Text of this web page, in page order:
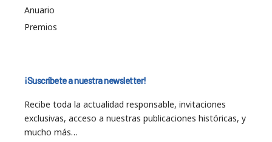
Anuario
Premios
¡Suscríbete a nuestra newsletter!
Recibe toda la actualidad responsable, invitaciones
exclusivas, acceso a nuestras publicaciones históricas, y
mucho más…